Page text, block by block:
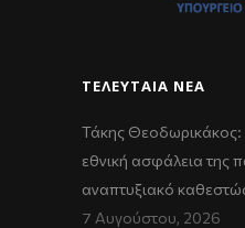
ΤΕΛΕΥΤΑΊΑ ΝΈΑ
Τάκης Θεοδωρικάκος:
εθνική ασφάλεια της
αναπτυξιακό
7 Αυγούστου, 2026